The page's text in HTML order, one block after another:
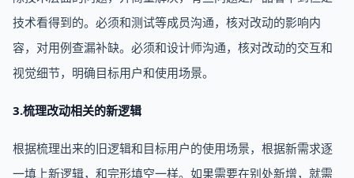
技术看得到的。必须和测试等成员沟通，核对改动的影响内
容，对用例查漏补缺。必须和设计师沟通，核对改动的交互和
视觉细节，明确目标用户和使用场景。
3.梳理改动相关的新逻辑
根据梳理出来的旧逻辑和目标用户的使用场景，根据新需求逐
一填上新逻辑，和完形填空一样。如果需要在别处新增，就需